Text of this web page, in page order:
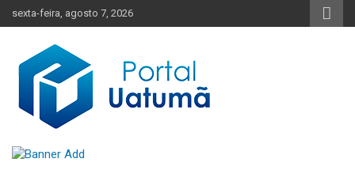
to
sexta-feira, agosto 7, 2026
Portal Uatumã